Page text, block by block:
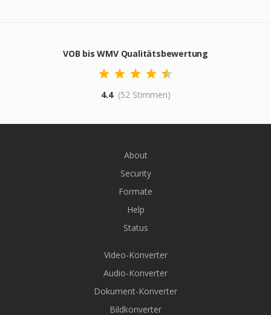
VOB bis WMV Qualitätsbewertung
4.4 (52 Stimmen)
About
Security
Formate
Help
Status
Video-Konverter
Audio-Konverter
Dokument-Konverter
Bildkonverter